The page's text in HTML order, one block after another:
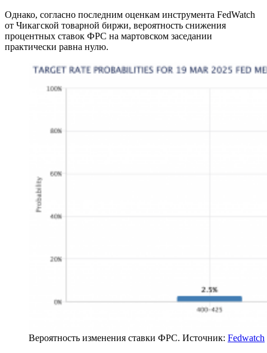
Однако, согласно последним оценкам инструмента FedWatch
от Чикагской товарной биржи, вероятность снижения
процентных ставок ФРС на мартовском заседании
практически равна нулю.
Вероятность изменения ставки ФРС. Источник: Fedwatch